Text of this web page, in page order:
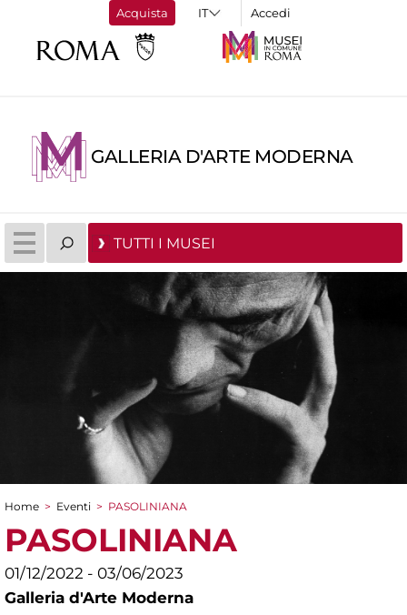
Acquista Accedi
GALLERIA D'ARTE MODERNA
TUTTI I MUSEI
Tu sei qui
Home > Eventi > PASOLINIANA
PASOLINIANA
01/12/2022 - 03/06/2023
Galleria d'Arte Moderna